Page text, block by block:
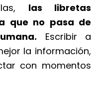
las libretas
que no pasa de
Escribir a
la información,
con momentos